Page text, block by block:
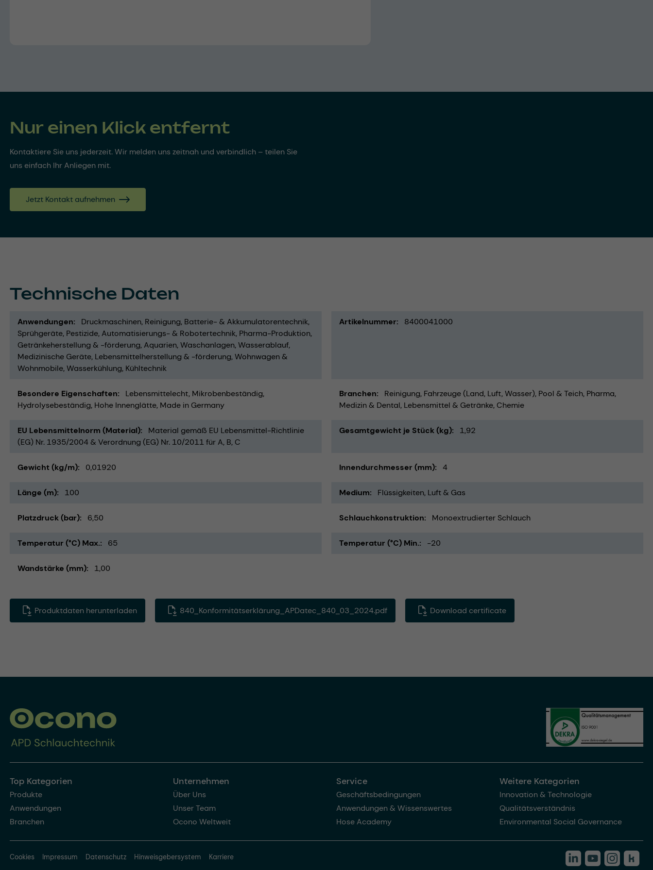
Nur einen Klick entfernt
Kontaktiere Sie uns jederzeit. Wir melden uns zeitnah und verbindlich – teilen Sie
uns einfach Ihr Anliegen mit.
Jetzt Kontakt aufnehmen
Technische Daten
Anwendungen Druckmaschinen Reinigung Batterie- & Akkumulatorentechnik
Sprühgeräte Pestizide Automatisierungs- & Robotertechnik Pharma-Produktion
Getränkeherstellung & -förderung Aquarien Waschanlagen Wasserablauf
Medizinische Geräte Lebensmittelherstellung & -förderung Wohnwagen &
Wohnmobile Wasserkühlung Kühltechnik
Artikelnummer 8400041000
Besondere Eigenschaften Lebensmittelecht Mikrobenbeständig
Hydrolysebeständig Hohe Innenglätte Made in Germany
Branchen Reinigung Fahrzeuge (Land, Luft, Wasser) Pool & Teich Pharma
Medizin & Dental Lebensmittel & Getränke Chemie
EU Lebensmittelnorm (Material)
Material gemäß EU Lebensmittel-Richtlinie
(EG) Nr. 1935/2004 & Verordnung (EG) Nr. 10/2011 für A, B, C
Gesamtgewicht je Stück (kg) 1,92
Gewicht (kg/m) 0,01920 Innendurchmesser (mm) 4
Länge (m) 100 Medium Flüssigkeiten Luft & Gas
Platzdruck (bar) 6,50 Schlauchkonstruktion Monoextrudierter Schlauch
Temperatur (°C) Max. 65 Temperatur (°C) Min. -20
Wandstärke (mm) 1,00
Produktdaten herunterladen 840_Konformitätserklärung_APDatec_840_03_2024.pdf Download certificate
Top Kategorien
Produkte
Anwendungen
Branchen
Unternehmen
Über Uns
Unser Team
Ocono Weltweit
Service
Geschäftsbedingungen
Anwendungen & Wissenswertes
Hose Academy
Weitere Kategorien
Innovation & Technologie
Qualitätsverständnis
Environmental Social Governance
Cookies Impressum Datenschutz Hinweisgebersystem Karriere